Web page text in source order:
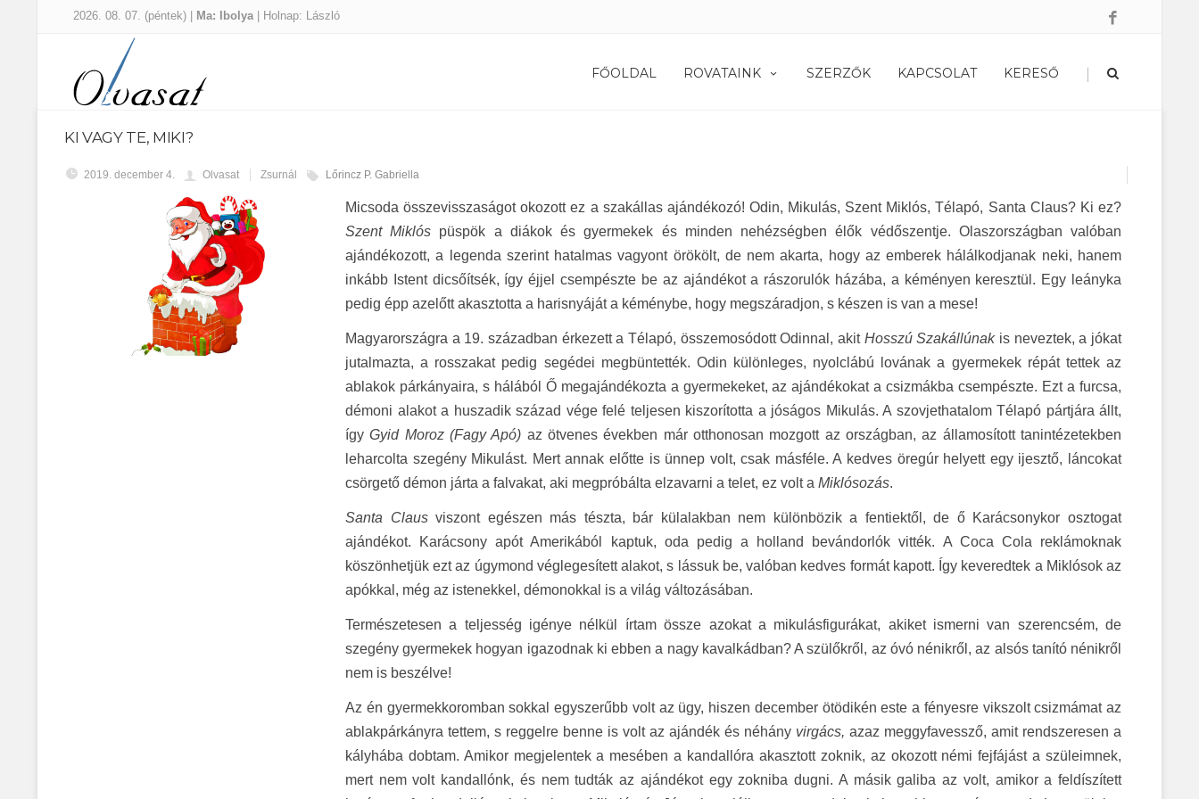
2026. 08. 07. (péntek) | Ma: Ibolya | Holnap: László
FŐOLDAL ROVATAINK SZERZŐK KAPCSOLAT KERESŐ |
KI VAGY TE, MIKI?
2019. december 4. Olvasat Zsurnál Lőrincz P. Gabriella
Micsoda összevisszaságot okozott ez a szakállas ajándékozó! Odin, Mikulás, Szent Miklós, Télapó, Santa Claus? Ki ez?
Szent Miklós püspök a diákok és gyermekek és minden nehézségben élők védőszentje. Olaszországban valóban
ajándékozott, a legenda szerint hatalmas vagyont örökölt, de nem akarta, hogy az emberek hálálkodjanak neki, hanem
inkább Istent dicsőítsék, így éjjel csempészte be az ajándékot a rászorulók házába, a kéményen keresztül. Egy leányka
pedig épp azelőtt akasztotta a harisnyáját a kéménybe, hogy megszáradjon, s készen is van a mese!
Magyarországra a 19. században érkezett a Télapó, összemosódott Odinnal, akit Hosszú Szakállúnakis neveztek, a jókat
jutalmazta, a rosszakat pedig segédei megbüntették. Odin különleges, nyolclábú lovának a gyermekek répát tettek az
ablakok párkányaira, s hálából Ő megajándékozta a gyermekeket, az ajándékokat a csizmákba csempészte. Ezt a furcsa,
démoni alakot a huszadik század vége felé teljesen kiszorította a jóságos Mikulás. A szovjethatalom Télapó pártjára állt,
ígyGyid Moroz (Fagy Apó) az ötvenes években már otthonosan mozgott az országban, az államosított tanintézetekben
leharcolta szegény Mikulást. Mert annak előtte is ünnep volt, csak másféle. A kedves öregúr helyett egy ijesztő, láncokat
csörgető démon járta a falvakat, aki megpróbálta elzavarni a telet, ez volt a Miklósozás.
Santa Clausviszont egészen más tészta, bár külalakban nem különbözik a fentiektől, de ő Karácsonykor osztogat
ajándékot. Karácsony apót Amerikából kaptuk, oda pedig a holland bevándorlók vitték. A Coca Cola reklámoknak
köszönhetjük ezt az úgymond véglegesített alakot, s lássuk be, valóban kedves formát kapott. Így keveredtek a Miklósok az
apókkal, még az istenekkel, démonokkal is a világ változásában.
Természetesen a teljesség igénye nélkül írtam össze azokat a mikulásfigurákat, akiket ismerni van szerencsém, de
szegény gyermekek hogyan igazodnak ki ebben a nagy kavalkádban? A szülőkről, az óvó nénikről, az alsós tanító nénikről
nem is beszélve!
Az én gyermekkoromban sokkal egyszerűbb volt az ügy, hiszen december ötödikén este a fényesre vikszolt csizmámat az
ablakpárkányra tettem, s reggelre benne is volt az ajándék és néhány virgács, azaz meggyfavessző, amit rendszeresen a
kályhába dobtam. Amikor megjelentek a mesében a kandallóra akasztott zoknik, az okozott némi fejfájást a szüleimnek,
mert nem volt kandallónk, és nem tudták az ajándékot egy zokniba dugni. A másik galiba az volt, amikor a feldíszített